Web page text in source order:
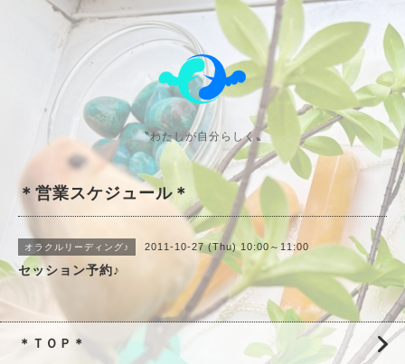
〝わたしが自分らしく〟
＊営業スケジュール＊
オラクルリーディング♪ 2011-10-27 (Thu) 10:00～11:00
セッション予約♪
＊ＴＯＰ＊